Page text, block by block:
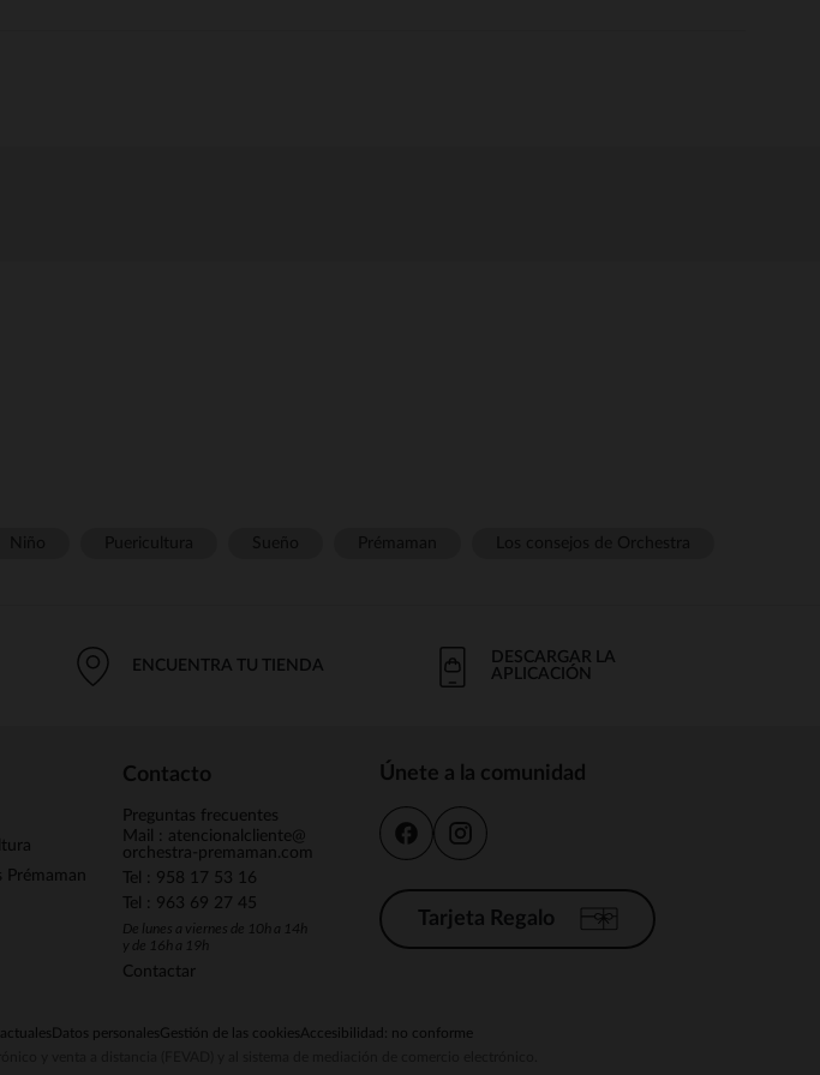
ENCUENTRA TU TIENDA
DESCARGAR LA
APLICACIÓN
Prémaman
Contacto
Preguntas frecuentes
Mail : atencionalcliente@
orchestra-premaman.com
Tel : 958 17 53 16
Tel : 963 69 27 45
De lunes a viernes de 10h a 14h
y de 16h a 19h
Contactar
Únete a la comunidad
Tarjeta Regalo
Datos personalesGestión de las cookiesAccesibilidad: no conforme